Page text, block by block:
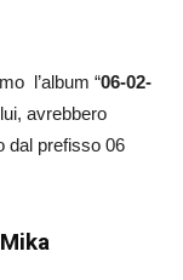
l’album “06-02-
avrebbero
dal prefisso 06